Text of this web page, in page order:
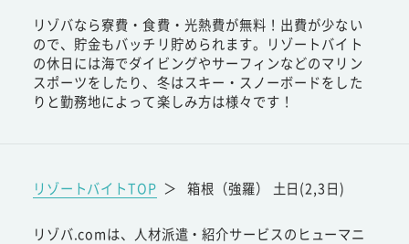
リゾバなら寮費・食費・光熱費が無料！出費が少ない
ので、貯金もバッチリ貯められます。リゾートバイト
の休日には海でダイビングやサーフィンなどのマリン
スポーツをしたり、冬はスキー・スノーボードをした
りと勤務地によって楽しみ方は様々です！
リゾートバイトTOP ＞ 箱根（強羅） 土日(2,3日)
リゾバ.comは、人材派遣・紹介サービスのヒューマニ